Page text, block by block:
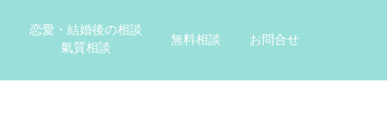
恋愛・結婚後の相談
氣質相談
無料相談 お問合せ